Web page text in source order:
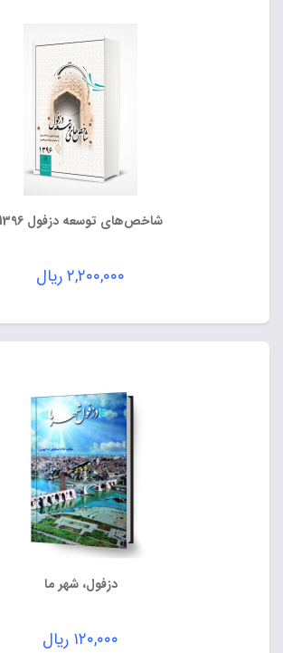
شاخص‌های توسعه دزفول 1396
۲,۲۰۰,۰۰۰ریال
دزفول، شهر ما
۱۲۰,۰۰۰ ریال